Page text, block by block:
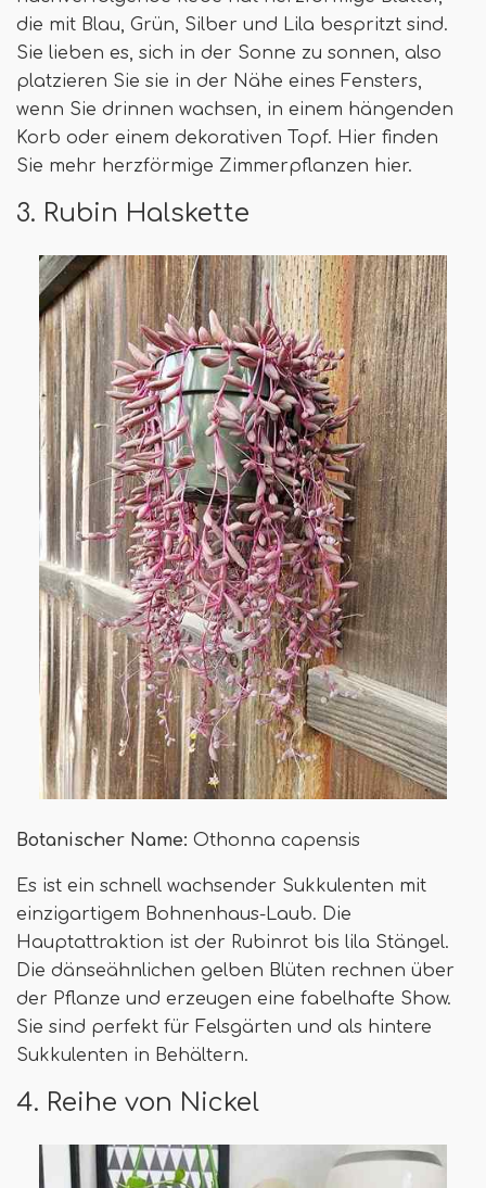
die mit Blau, Grün, Silber und Lila bespritzt sind.
Sie lieben es, sich in der Sonne zu sonnen, also
platzieren Sie sie in der Nähe eines Fensters,
wenn Sie drinnen wachsen, in einem hängenden
Korb oder einem dekorativen Topf. Hier finden
Sie mehr herzförmige Zimmerpflanzen hier.
3. Rubin Halskette
Botanischer Name: Othonna capensis
Es ist ein schnell wachsender Sukkulenten mit
einzigartigem Bohnenhaus-Laub. Die
Hauptattraktion ist der Rubinrot bis lila Stängel.
Die dänseähnlichen gelben Blüten rechnen über
der Pflanze und erzeugen eine fabelhafte Show.
Sie sind perfekt für Felsgärten und als hintere
Sukkulenten in Behältern.
4. Reihe von Nickel